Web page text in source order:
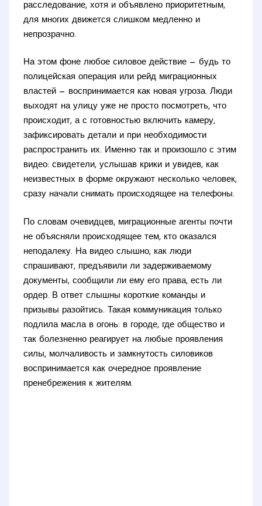
расследование, хотя и объявлено приоритетным,
для многих движется слишком медленно и
непрозрачно.
На этом фоне любое силовое действие — будь то
полицейская операция или рейд миграционных
властей — воспринимается как новая угроза. Люди
выходят на улицу уже не просто посмотреть, что
происходит, а с готовностью включить камеру,
зафиксировать детали и при необходимости
распространить их. Именно так и произошло с этим
видео: свидетели, услышав крики и увидев, как
неизвестных в форме окружают несколько человек,
сразу начали снимать происходящее на телефоны.
По словам очевидцев, миграционные агенты почти
не объясняли происходящее тем, кто оказался
неподалеку. На видео слышно, как люди
спрашивают, предъявили ли задерживаемому
документы, сообщили ли ему его права, есть ли
ордер. В ответ слышны короткие команды и
призывы разойтись. Такая коммуникация только
подлила масла в огонь: в городе, где общество и
так болезненно реагирует на любые проявления
силы, молчаливость и замкнутость силовиков
воспринимается как очередное проявление
пренебрежения к жителям.